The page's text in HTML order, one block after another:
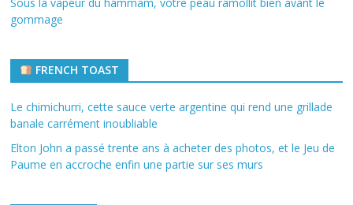
gommage
FRENCH TOAST
Le chimichurri, cette sauce verte argentine qui rend une grillade
banale carrément inoubliable
Elton John a passé trente ans à acheter des photos, et le Jeu de
Paume en accroche enfin une partie sur ses murs